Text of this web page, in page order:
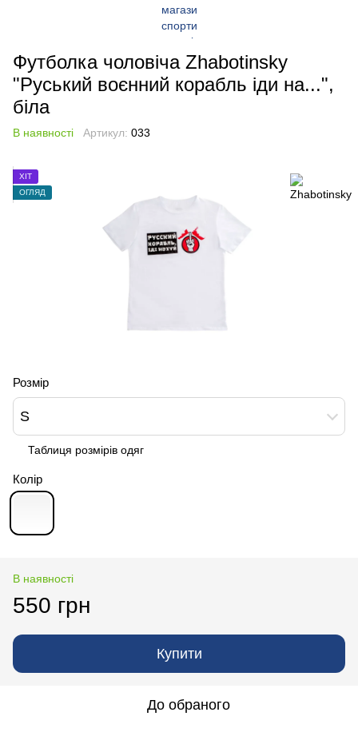
Футболка чоловіча Zhabotinsky
"Руський воєнний корабль іди на...",
біла
В наявності Артикул: 033
ХІТ
ОГЛЯД
Розмір
S
Таблиця розмірів одяг
Колір
В наявності
550 грн
Купити
До обраного